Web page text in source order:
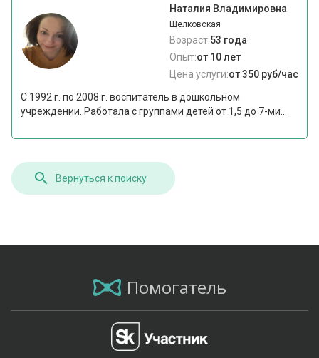
Наталия Владимировна
Щелковская
Возраст:53 года
Опыт:от 10 лет
Цена услуги:от 350 руб/час
С 1992 г. по 2008 г. воспитатель в дошкольном
учреждении. Работала с группами детей от 1,5 до 7-ми...
Вернуться к поиску
Помогатель